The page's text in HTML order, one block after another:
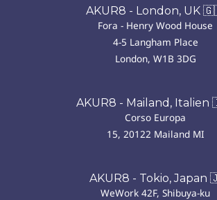
AKUR8 - London, UK
Fora - Henry Wood House
4-5 Langham Place
London, W1B 3DG
AKUR8 - Mailand,
Corso Europa
15, 20122 Mailand MI
AKUR8 - Tokio, Japan
WeWork 42F, Shibuya-ku